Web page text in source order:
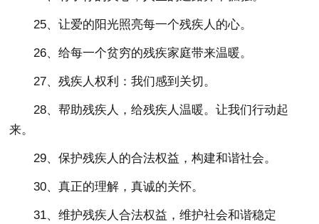
25、让爱的阳光照亮每一个残疾人的心。
26、给每一个贫穷的残疾家庭带来温暖。
27、残疾人权利：我们感到关切。
28、帮助残疾人，给残疾人温暖。让我们行动起
来。
29、保护残疾人的合法权益，构建和谐社会。
30、真正的理解，真诚的关怀。
31、维护残疾人合法权益，维护社会和谐稳定